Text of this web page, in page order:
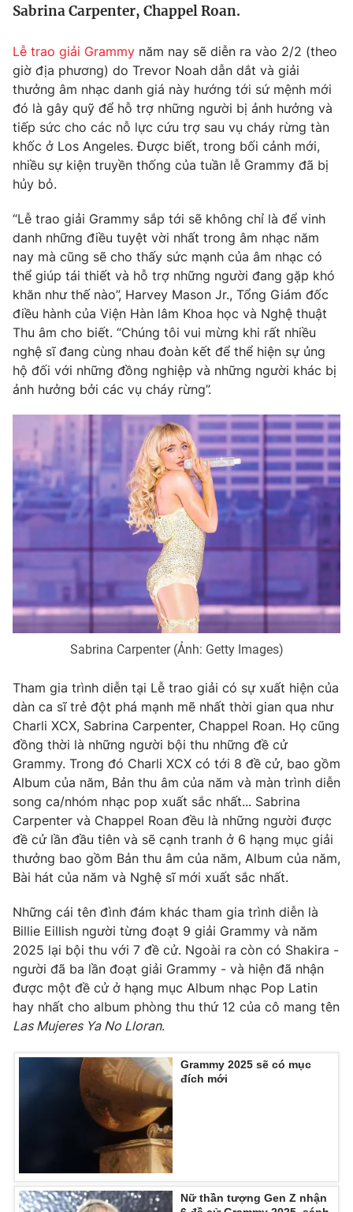
Tin tức
Thế giới đó đây
Câu chuyện quốc tế
Tài chính
Thị trường
Góc doanh nghiệp
Dữ liệu và đời sống
Truyền hình
Phim VTV
Hậu trường
Nhân vật
Khán giả
Giải sao mai
Giải trí
Âm nhạc
Sao
Đời sống
Du lịch
Làm đẹp
Chất lượng cuộc sống
Giáo dục
Tuyển sinh
Học trực tuyến
Công nghệ
Hitech Công nghệ tương lai
Sản phẩm
Thị trường
Tư vấn
Giao lưu trực tuyến
Lịch phát sóng
Chuyên mục khác
Emagazine Podcast
Infographic
Shorts video
VTV Money VTV Thể thao
Thị trường 24h Tấm lòng Việt
VTV4 Vươn mình bằng AI
VTV9 VTV8
Liên hệ tòa soạn English
THỜI BÁO VTV
Theo dõi báo trên
Cơ quan chủ quản:Đài Truyền hình Việt Nam
Cơ quan báo chí:Thời báo VTV
Giấy phép hoạt động báo in và báo điện tử số 483/GP-BTTTT
cấp ngày 29/12/2023
Vũ Thanh Thủy
Phó Tổng Biên tập:Nguyễn Thị Mỹ Hạnh, Phạm Quốc Thắng,
Nguyễn Trọng Ninh
Tổng đài VTV:024.38 355 931 - 024.38 355 932
Sabrina Carpenter, Chappel Roan.
Lễ trao giải Grammy năm nay sẽ diễn ra vào 2/2 (theo
giờ địa phương) do Trevor Noah dẫn dắt và giải
thưởng âm nhạc danh giá này hướng tới sứ mệnh mới
đó là gây quỹ để hỗ trợ những người bị ảnh hưởng và
tiếp sức cho các nỗ lực cứu trợ sau vụ cháy rừng tàn
khốc ở Los Angeles. Được biết, trong bối cảnh mới,
nhiều sự kiện truyền thống của tuần lễ Grammy đã bị
hủy bỏ.
“Lễ trao giải Grammy sắp tới sẽ không chỉ là để vinh
danh những điều tuyệt vời nhất trong âm nhạc năm
nay mà cũng sẽ cho thấy sức mạnh của âm nhạc có
thể giúp tái thiết và hỗ trợ những người đang gặp khó
khăn như thế nào”, Harvey Mason Jr., Tổng Giám đốc
điều hành của Viện Hàn lâm Khoa học và Nghệ thuật
Thu âm cho biết. “Chúng tôi vui mừng khi rất nhiều
nghệ sĩ đang cùng nhau đoàn kết để thể hiện sự ủng
hộ đối với những đồng nghiệp và những người khác bị
ảnh hưởng bởi các vụ cháy rừng”.
Sabrina Carpenter (Ảnh: Getty Images)
Tham gia trình diễn tại Lễ trao giải có sự xuất hiện của
dàn ca sĩ trẻ đột phá mạnh mẽ nhất thời gian qua như
Charli XCX, Sabrina Carpenter, Chappel Roan. Họ cũng
đồng thời là những người bội thu những đề cử
Grammy. Trong đó Charli XCX có tới 8 đề cử, bao gồm
Album của năm, Bản thu âm của năm và màn trình diễn
song ca/nhóm nhạc pop xuất sắc nhất... Sabrina
Carpenter và Chappel Roan đều là những người được
đề cử lần đầu tiên và sẽ cạnh tranh ở 6 hạng mục giải
thưởng bao gồm Bản thu âm của năm, Album của năm,
Bài hát của năm và Nghệ sĩ mới xuất sắc nhất.
Những cái tên đình đám khác tham gia trình diễn là
Billie Eillish người từng đoạt 9 giải Grammy và năm
2025 lại bội thu với 7 đề cử. Ngoài ra còn có Shakira -
người đã ba lần đoạt giải Grammy - và hiện đã nhận
được một đề cử ở hạng mục Album nhạc Pop Latin
hay nhất cho album phòng thu thứ 12 của cô mang tên
Las Mujeres Ya No Lloran.
Grammy 2025 sẽ có mục
đích mới
Nữ thần tượng Gen Z nhận